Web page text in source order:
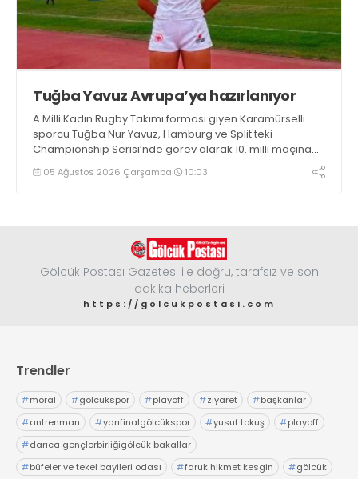
Tuğba Yavuz Avrupa’ya hazırlanıyor
A Milli Kadın Rugby Takımı forması giyen Karamürselli
sporcu Tuğba Nur Yavuz, Hamburg ve Split'teki
Championship Serisi’nde görev alarak 10. milli maçına
çıkma eşiğini geride bıraktı
05 Ağustos 2026 Çarşamba 10:03
Gölcük Postası Gazetesi ile doğru, tarafsız ve son
dakika heberleri
https://golcukpostasi.com
Trendler
#moral #gölcükspor #playoff #ziyaret #başkanlar
#antrenman #yarıfinalgölcükspor #yusuf tokuş #playoff
#darıca gençlerbirliğigölcük bakallar
#büfeler ve tekel bayileri odası #faruk hikmet kesgin #gölcük